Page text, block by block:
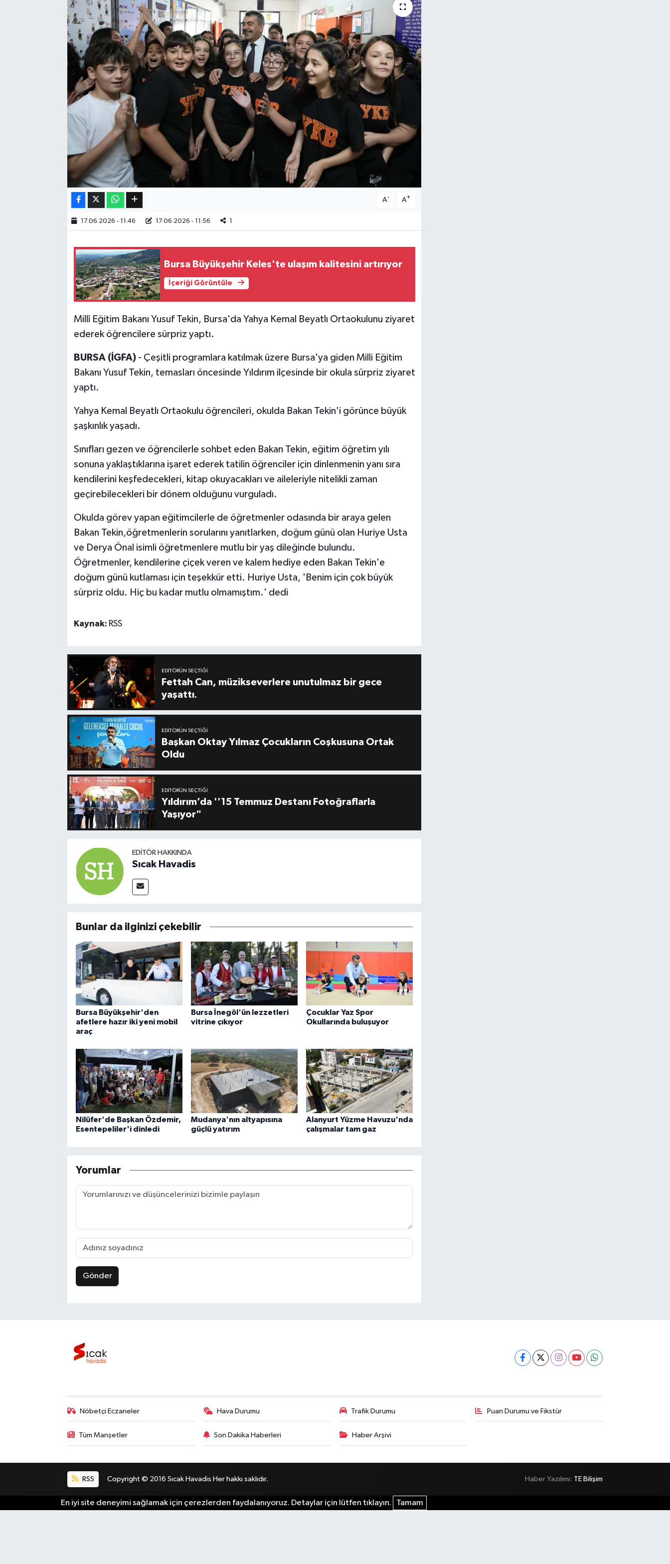
A- A+
17.06.2026 - 11:46 17.06.2026 - 11:56
Bursa Büyükşehir Keles'te ulaşım kalitesini artırıyor
İçeriği Görüntüle
Millî Eğitim Bakanı Yusuf Tekin, Bursa'da Yahya Kemal Beyatlı Ortaokulunu ziyaret
ederek öğrencilere sürpriz yaptı.
BURSA (İGFA) - Çeşitli programlara katılmak üzere Bursa'ya giden Milli Eğitim
Bakanı Yusuf Tekin, temasları öncesinde Yıldırım ilçesinde bir okula sürpriz ziyaret
yaptı.
Yahya Kemal Beyatlı Ortaokulu öğrencileri, okulda Bakan Tekin'i görünce büyük
şaşkınlık yaşadı.
Sınıfları gezen ve öğrencilerle sohbet eden Bakan Tekin, eğitim öğretim yılı
sonuna yaklaştıklarına işaret ederek tatilin öğrenciler için dinlenmenin yanı sıra
kendilerini keşfedecekleri, kitap okuyacakları ve aileleriyle nitelikli zaman
geçirebilecekleri bir dönem olduğunu vurguladı.
Okulda görev yapan eğitimcilerle de öğretmenler odasında bir araya gelen
Bakan Tekin,öğretmenlerin sorularını yanıtlarken, doğum günü olan Huriye Usta
ve Derya Önal isimli öğretmenlere mutlu bir yaş dileğinde bulundu.
Öğretmenler, kendilerine çiçek veren ve kalem hediye eden Bakan Tekin'e
doğum günü kutlaması için teşekkür etti. Huriye Usta, 'Benim için çok büyük
sürpriz oldu. Hiç bu kadar mutlu olmamıştım.' dedi
Kaynak: RSS
EDITÖRÜN SEÇTIĞI
Fettah Can, müzikseverlere unutulmaz bir gece
yaşattı.
EDITÖRÜN SEÇTIĞI
Başkan Oktay Yılmaz Çocukların Coşkusuna Ortak
Oldu
EDITÖRÜN SEÇTIĞI
Yıldırım’da ''15 Temmuz Destanı Fotoğraflarla
Yaşıyor"
EDITÖR HAKKINDA
Sıcak Havadis
Bunlar da ilginizi çekebilir
Bursa Büyükşehir'den
afetlere hazır iki yeni mobil
araç
Bursa İnegöl'ün lezzetleri
vitrine çıkıyor
Çocuklar Yaz Spor
Okullarında buluşuyor
Nilüfer'de Başkan Özdemir,
Esentepeliler'i dinledi
Mudanya'nın altyapısına
güçlü yatırım
Alanyurt Yüzme Havuzu'nda
çalışmalar tam gaz
Yorumlar
Gönder
Nöbetçi Eczaneler Hava Durumu Trafik Durumu Puan Durumu ve Fikstür
Tüm Manşetler Son Dakika Haberleri Haber Arşivi
RSS Copyright © 2016 Sıcak Havadis Her hakkı saklıdır. Haber Yazılımı: TE Bilişim
En iyi site deneyimi sağlamak için çerezlerden faydalanıyoruz. Detaylar için lütfen tıklayın. Tamam
Bilim, Teknoloji